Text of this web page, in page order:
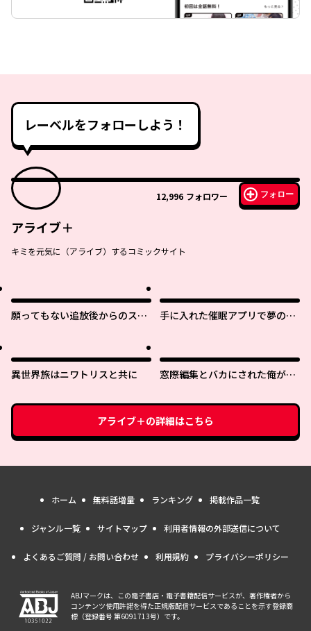
レーベルをフォローしよう！
12,996 フォロワー フォロー
アライブ＋
キミを元気に（アライブ）するコミックサイト
願ってもない追放後からのスロ
り行きで美少女ギャルの師匠に
なったらなぜかめちゃくちゃ懐
かれた〜
手に入れた催眠アプリで夢のハ
異世界旅はニワトリスと共に
窓際編集とバカにされた俺が、
た
アライブ＋の詳細はこちら
ホーム 無料話増量 ランキング 掲載作品一覧
ジャンル一覧 サイトマップ 利用者情報の外部送信について
よくあるご質問 / お問い合わせ 利用規約 プライバシーポリシー
ABJマークは、この電子書店・電子書籍配信サービスが、著作権者から
コンテンツ使用許諾を得た正規版配信サービスであることを示す登録商
標（登録番号 第6091713号）です。